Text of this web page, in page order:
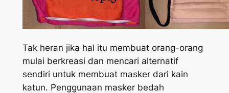
Tak heran jika hal itu membuat orang-orang
mulai berkreasi dan mencari alternatif
sendiri untuk membuat masker dari kain
katun. Penggunaan masker bedah